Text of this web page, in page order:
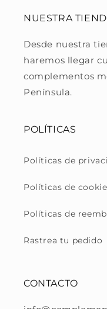
NUESTRA
Desde nuestra
haremos llegar
complementos
Península.
POLÍTICAS
Políticas de
Políticas de
Políticas de
Rastrea tu pedido
CONTACTO